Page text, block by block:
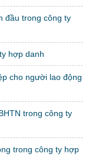
đầu trong công ty
hợp danh
cho người lao động
trong công ty
trong công ty hợp